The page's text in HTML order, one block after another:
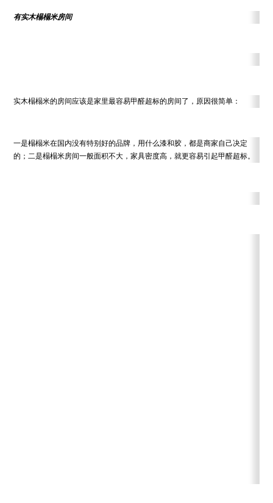
有实木榻榻米房间
实木榻榻米的房间应该是家里最容易甲醛超标的房间了，原因很简单：
一是榻榻米在国内没有特别好的品牌，用什么漆和胶，都是商家自己决定
的；二是榻榻米房间一般面积不大，家具密度高，就更容易引起甲醛超标。